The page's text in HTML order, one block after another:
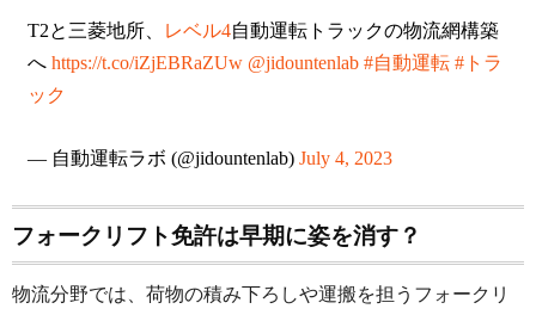
T2と三菱地所、 レベル4自動運転トラックの物流網構築
へ https://t.co/iZjEBRaZUw @jidountenlab #自動運転 #トラ
ック
— 自動運転ラボ (@jidountenlab) July 4, 2023
フォークリフト免許は早期に姿を消す？
物流分野では、荷物の積み下ろしや運搬を担うフォークリ